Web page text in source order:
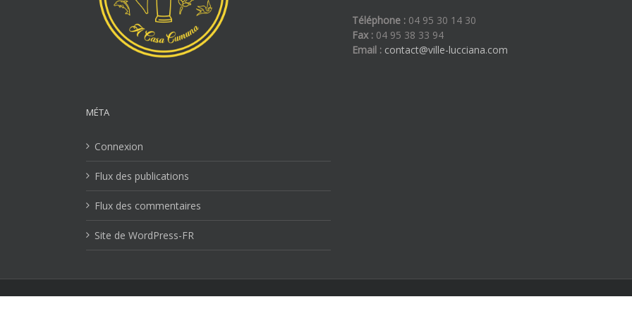
MÉTA
Connexion
Flux des publications
Flux des commentaires
Site de WordPress-FR
Téléphone :04 95 30 14 30
Fax :04 95 38 33 94
Email : contact@ville-lucciana.com